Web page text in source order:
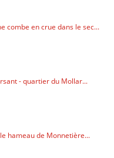
combe en crue dans le sec...
- quartier du Mollar...
hameau de Monnetière...